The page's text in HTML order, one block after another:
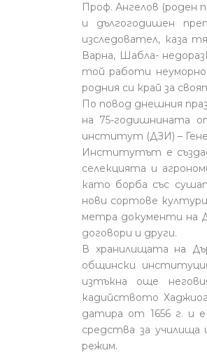
Проф. Ангелов (роден
и дългогодишен
изследовател, каза
Варна, Шабла-
той работи
родния си край за
По повод днешния
на 75-годишнината
институт (ДЗИ) –
Институтът е
селекцията и
като борба със
нови сортове
метра документи на
договори и други.
В хранилищата на
общински
изтъкна още
кадийството
датира от 1656 г. и е
средства за училища
режим.